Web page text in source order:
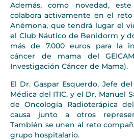
Además, como novedad,
colabora activamente en el
Anémona, que tendrá lugar el
el Club Náutico de Benidorm y
más de 7.000 euros para la
cáncer de mama del
Investigación Cáncer de Mama).
El Dr. Gaspar Esquerdo, Jefe
Médica del ITIC, y el Dr. Manuel
de Oncología Radioterápica
causa junto a otros
También se unen al reto
grupo hospitalario.